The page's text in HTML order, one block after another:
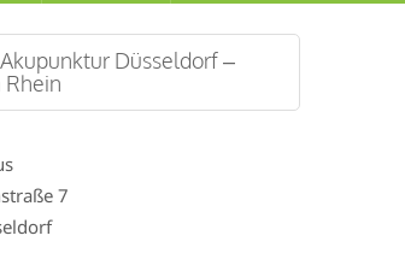
Düsseldorf –
Rhein
7